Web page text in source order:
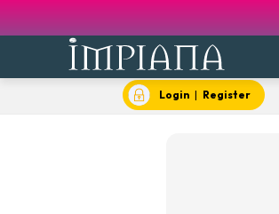
Login | Register